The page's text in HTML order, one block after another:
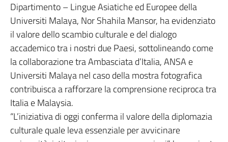
Dipartimento – Lingue Asiatiche ed Europee della
Universiti Malaya, Nor Shahila Mansor, ha evidenziato
il valore dello scambio culturale e del dialogo
accademico tra i nostri due Paesi, sottolineando come
la collaborazione tra Ambasciata d’Italia, ANSA e
Universiti Malaya nel caso della mostra fotografica
contribuisca a rafforzare la comprensione reciproca tra
Italia e Malaysia.
“L’iniziativa di oggi conferma il valore della diplomazia
culturale quale leva essenziale per avvicinare